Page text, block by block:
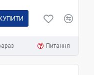
Питання